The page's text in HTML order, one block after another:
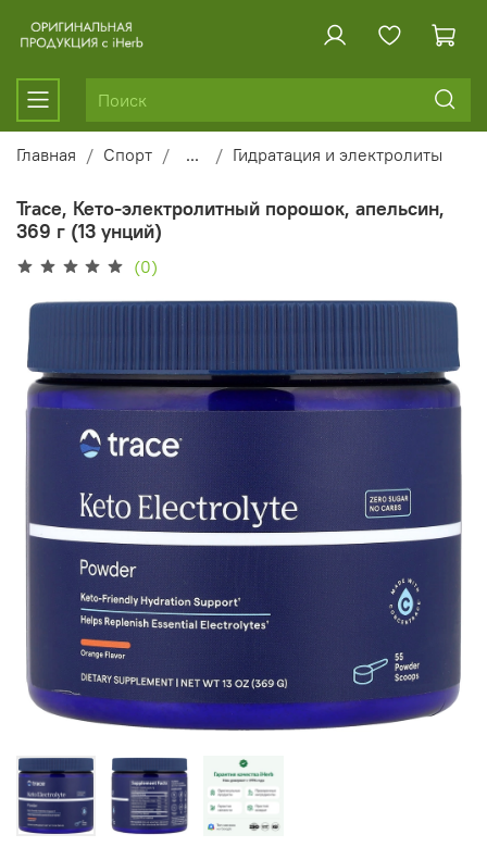
Главная Спорт ... Гидратация и электролиты
Trace, Кето-электролитный порошок, апельсин,
369 г (13 унций)
(0)